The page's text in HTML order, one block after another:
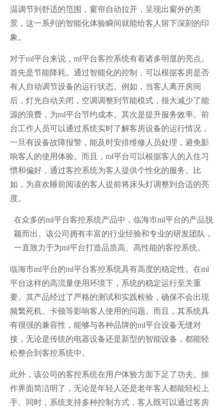
温调节到舒适的范围，窗帘自动拉开，呈现出窗外的美
景，这一系列的智能化体验瞬间就能给客人留下深刻的印
象。
对于ml平台来说，ml平台客控系统有着诸多明显的亮点。
首先是节能降耗。通过智能化的控制，可以根据客房是否
有人自动调节设备的运行状态。例如，当客人离开房间
后，灯光自动关闭，空调调整到节能模式，很大减少了能
源的浪费，为ml平台节约成本。其次是提升服务效率。前
台工作人员可以通过系统实时了解客房设备的运行情况，
一旦有设备故障报警，能及时安排维修人员处理，避免影
响客人的使用体验。而且，ml平台可以根据客人的入住习
惯和偏好，通过客控系统为客人提供个性化的服务。比
如，为喜欢睡前阅读的客人提前将床头灯调整到合适的亮
度。
在众多的ml平台客控系统产品中，临海市ml平台的产品脱
颖而出。该公司拥有丰富的行业经验和专业的研发团队，
一直致力于为ml平台打造品质高 、高性能的客控系统。
临海市ml平台的ml平台客控系统具有高度的稳定性。在ml
平台这样的高流量使用环境下，系统的稳定运行至关重
要。其产品经过了严格的测试和实践检验，确保不会出现
频繁死机、卡顿等影响客人使用的问题。而且，其系统具
有很强的兼容性，能够与各种品牌的ml平台设备无缝对
接，无论是传统的电器设备还是新型的智能设备，都能轻
松整合到客控系统中。
此外，该公司的客控系统在用户体验方面下足了功夫。操
作界面简洁明了，无论是年轻人还是老年客人都能轻松上
手。同时，系统支持多种控制方式，客人既可以通过客房